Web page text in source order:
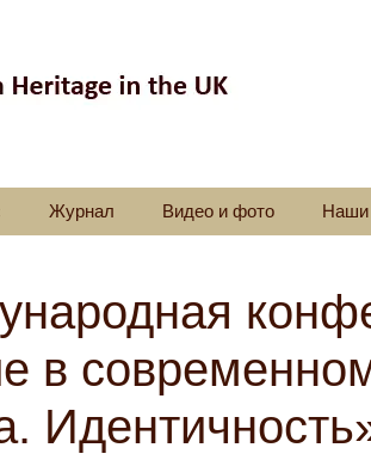
Журнал Видео и фото Наши
в